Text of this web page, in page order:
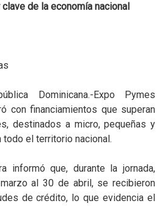
de la economía nacional
Dominicana.-Expo Pymes
con financiamientos que superan
destinados a micro, pequeñas y
el territorio nacional.
informó que, durante la jornada,
al 30 de abril, se recibieron
de crédito, lo que evidencia el